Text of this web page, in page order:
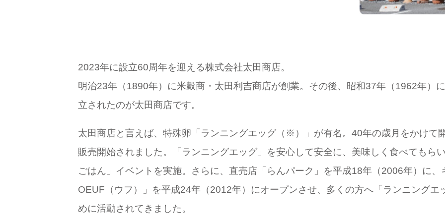
2023年に設立60周年を迎える株式会社太田商店。
明治23年（1890年）に米穀商・太田利吉商店が創業。その後、昭和37年（1962年）
立されたのが太田商店です。
太田商店と言えば、特殊卵「ランニングエッグ（※）」が有名。40年の歳月をかけて
販売開始されました。「ランニングエッグ」を安心して安全に、美味しく食べてもら
ごはん」イベントを実施。さらに、直売店「らんパーク」を平成18年（2006年）に
OEUF（ウフ）」を平成24年（2012年）にオープンさせ、多くの方へ「ランニングエ
めに活動されてきました。